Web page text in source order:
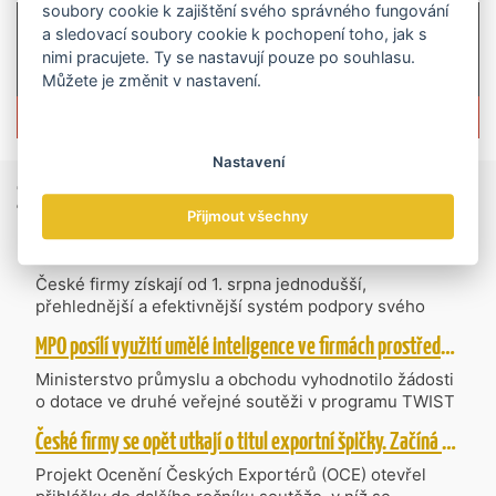
Zprávyze světa obchodu
Vzniká CzechBusiness. Nová státní agentura zjednoduší podporu českých firem
České firmy získají od 1. srpna jednodušší,
přehlednější a efektivnější systém podpory svého
CzechBusiness, která propojuje dosavadní
kompetence agentur CzechTrade a CzechInvest.
Firmám nabídne jednoho partnera pro rozvoj od
inovací až po zahraniční expanzi.
MPO posílí využití umělé inteligence ve firmách prostřednictvím 40 projektů z programu TWIST
Ministerstvo průmyslu a obchodu vyhodnotilo žádosti
o dotace ve druhé veřejné soutěži v programu TWIST
– Transfer, Výzkum, Vývoj a Inovace pro Strategické
Technologie, do které bylo podáno 318 návrhů
projektů požadujících dotaci o celkovém objemu 4,27
mld. Kč. Částkou 630 mil. Kč bude podpořeno čtyřicet
České firmy se opět utkají o titul exportní špičky. Začíná další ročník Ocenění Českých Exportérů
Projekt Ocenění Českých Exportérů (OCE) otevřel
soubory cookie k zajištění svého správného fungování
a sledovací soubory cookie k pochopení toho, jak s
nimi pracujete. Ty se nastavují pouze po souhlasu.
Můžete je změnit v nastavení.
Nastavení
Přijmout všechny